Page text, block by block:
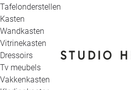
Tafelonderstellen
Kasten
Wandkasten
Vitrinekasten
Dressoirs
Tv meubels
Vakkenkasten